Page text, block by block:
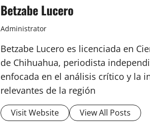
Betzabe Lucero
Administrator
Betzabe Lucero es licenciada en
de Chihuahua, periodista
enfocada en el análisis crítico y la
relevantes de la región
Visit Website View All Posts